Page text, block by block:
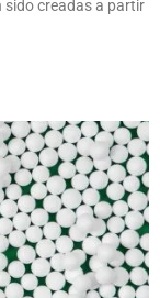
sido creadas a partir